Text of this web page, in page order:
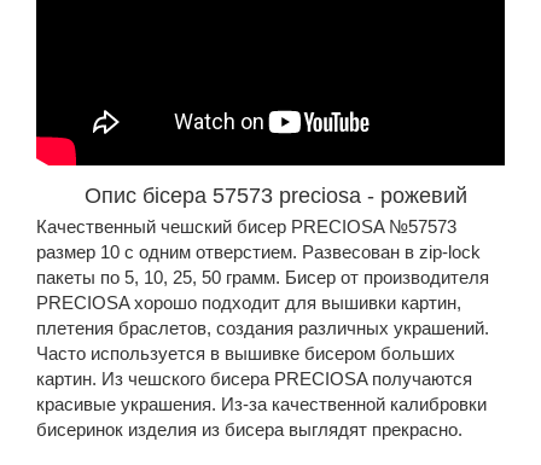
Опис бісера 57573 preciosa - рожевий
Качественный чешский бисер PRECIOSA №57573
размер 10 с одним отверстием. Развесован в zip-lock
пакеты по 5, 10, 25, 50 грамм. Бисер от производителя
PRECIOSA хорошо подходит для вышивки картин,
плетения браслетов, создания различных украшений.
Часто используется в вышивке бисером больших
картин. Из чешского бисера PRECIOSA получаются
красивые украшения. Из-за качественной калибровки
бисеринок изделия из бисера выглядят прекрасно.